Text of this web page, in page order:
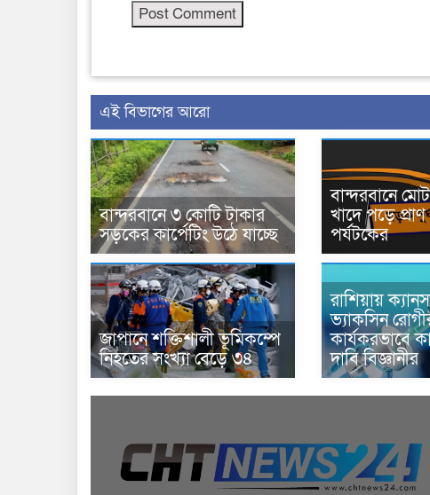
এই বিভাগের আরো
বান্দরবানে ৩ কোটি টাকার
সড়কের কার্পেটিং উঠে যাচ্ছে
বান্দরবানে
খাদে পড়ে
পর্যটকের
জাপানে শক্তিশালী ভূমিকম্পে
নিহতের সংখ্যা বেড়ে ৩৪
রাশিয়ায়
ভ্যাকসিন
কার্যকরভাবে
দাবি বিজ্ঞানীর